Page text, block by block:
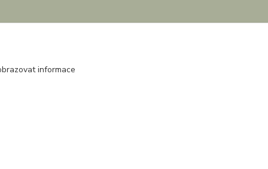
informace